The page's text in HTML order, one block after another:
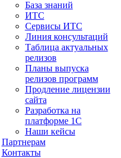
База знаний
ИТС
Сервисы ИТС
Линия консультаций
Таблица актуальных
релизов
Планы выпуска
релизов программ
Продление лицензии
сайта
Разработка на
платформе 1С
Наши кейсы
Партнерам
Контакты